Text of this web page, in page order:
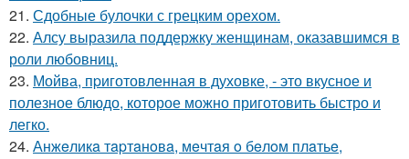
21. Сдобные булочки с грецким орехом.
22. Алсу выразила поддержку женщинам, оказавшимся в
роли любовниц.
23. Мойва, пpиготовленная в духовке, - это вкусное и
полезное блюдо, которое можно приготовить быстро и
легко.
24. Анжeликa тapтaнoвa, мeчтaя o бeлoм плaтьe,